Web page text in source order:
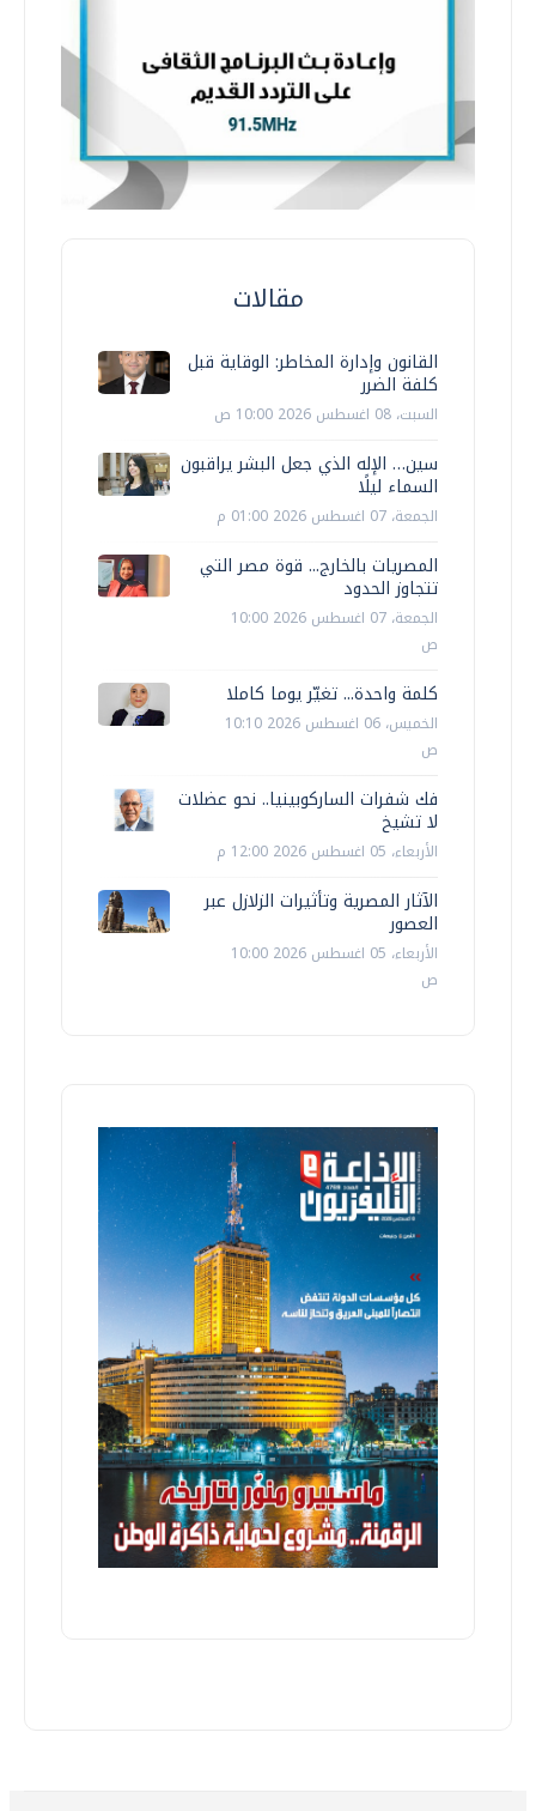
مقالات
القانون وإدارة المخاطر: الوقاية قبل
كلفة الضرر
السبت، 08 اغسطس 2026 10:00 ص
سين… الإله الذي جعل البشر يراقبون
السماء ليلًا
الجمعة، 07 اغسطس 2026 01:00 م
المصريات بالخارج... قوة مصر التي
تتجاوز الحدود
الجمعة، 07 اغسطس 2026 10:00
ص
كلمة واحدة... تغيّر يوما كاملا
الخميس، 06 اغسطس 2026 10:10
ص
فك شفرات الساركوبينيا.. نحو عضلات
لا تشيخ
الأربعاء، 05 اغسطس 2026 12:00 م
الآثار المصرية وتأثيرات الزلازل عبر
العصور
الأربعاء، 05 اغسطس 2026 10:00
ص